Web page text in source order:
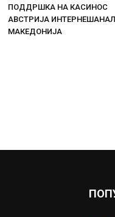
ПОДДРШКА НА КАСИНОС
АВСТРИЈА ИНТЕРНЕШАНАЛ
МАКЕДОНИЈА